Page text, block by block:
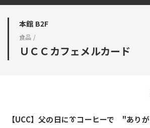
本館 B2F
食品 /
ＵＣＣカフェメルカード
【UCC】父の日に👔コーヒーで "あり